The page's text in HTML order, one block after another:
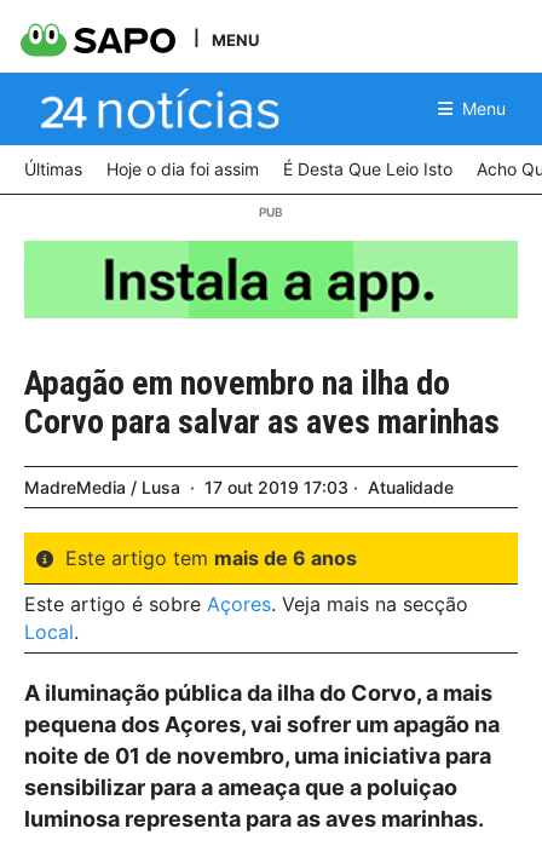
MENU
Menu
Últimas Hoje o dia foi assim É Desta Que Leio Isto Acho
Apagão em novembro na ilha do
Corvo para salvar as aves marinhas
MadreMedia / Lusa 17 out 2019 17:03 Atualidade
Este artigo tem mais de 6 anos
Este artigo é sobre Açores. Veja mais na secção
Local.
A iluminação pública da ilha do Corvo, a mais
pequena dos Açores, vai sofrer um apagão na
noite de 01 de novembro, uma iniciativa para
sensibilizar para a ameaça que a poluiçao
luminosa representa para as aves marinhas.